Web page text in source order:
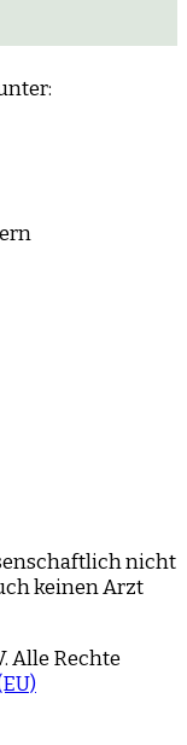
nicht
keinen Arzt
Alle Rechte